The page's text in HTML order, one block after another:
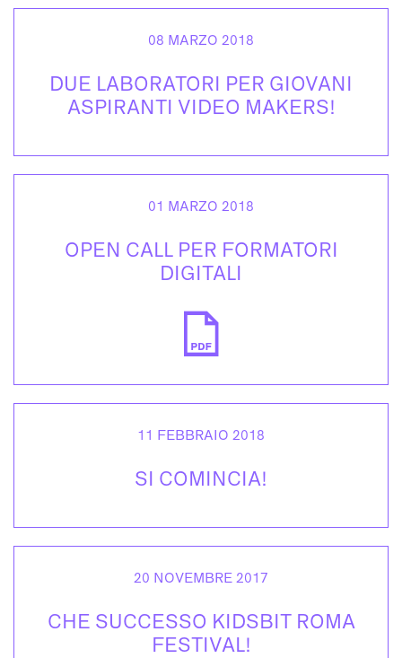
08 MARZO 2018
DUE LABORATORI PER GIOVANI
ASPIRANTI VIDEO MAKERS!
01 MARZO 2018
OPEN CALL PER FORMATORI
DIGITALI
11 FEBBRAIO 2018
SI COMINCIA!
20 NOVEMBRE 2017
CHE SUCCESSO KIDSBIT ROMA
FESTIVAL!